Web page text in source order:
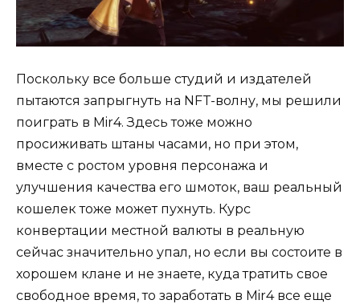
Поскольку все больше студий и издателей
пытаются запрыгнуть на NFT-волну, мы решили
поиграть в Mir4. Здесь тоже можно
просиживать штаны часами, но при этом,
вместе с ростом уровня персонажа и
улучшения качества его шмоток, ваш реальный
кошелек тоже может пухнуть. Курс
конвертации местной валюты в реальную
сейчас значительно упал, но если вы состоите в
хорошем клане и не знаете, куда тратить свое
свободное время, то заработать в Mir4 все еще